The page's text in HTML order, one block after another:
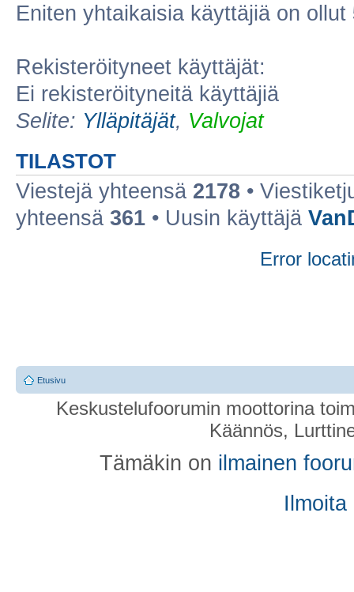
Eniten yhtaikaisia käyttäjiä on ollut
Rekisteröityneet käyttäjät:
Ei rekisteröityneitä käyttäjiä
Selite: Ylläpitäjät, Valvojat
TILASTOT
Viestejä yhteensä 2178 •
yhteensä 361 • Uusin käyttäjä
Error
Etusivu
Keskustelufoorumin moottorina
Käännös,
Tämäkin on ilmainen